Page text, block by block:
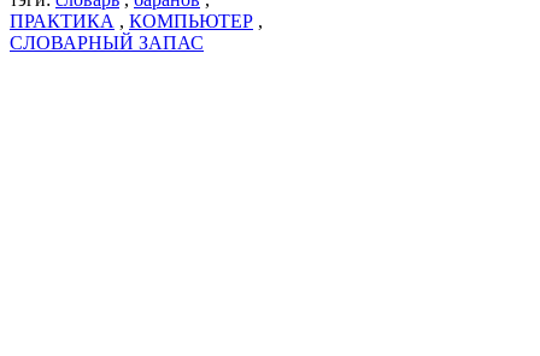
ПРАКТИКА , КОМПЬЮТЕР ,
СЛОВАРНЫЙ ЗАПАС